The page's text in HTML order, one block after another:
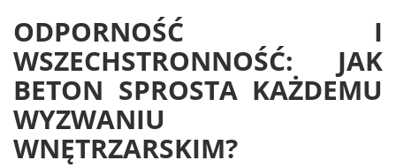
ODPORNOŚĆ I
WSZECHSTRONNOŚĆ: JAK
BETON SPROSTA KAŻDEMU
WYZWANIU
WNĘTRZARSKIM?